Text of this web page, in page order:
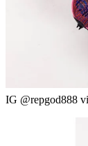
IG @repgod888